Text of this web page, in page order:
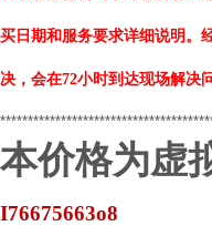
买日期和服务要求详细说明。
决，会在72小时到达现场解决
本价格为虚
I76675663o8